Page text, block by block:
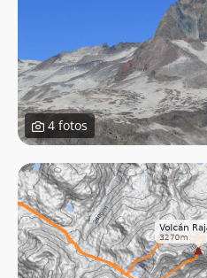
4 fotos